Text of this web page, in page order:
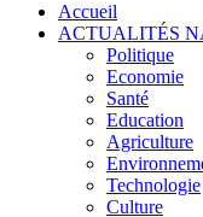
Accueil
ACTUALITÉS
Politique
Economie
Santé
Education
Agriculture
Technologie
Culture